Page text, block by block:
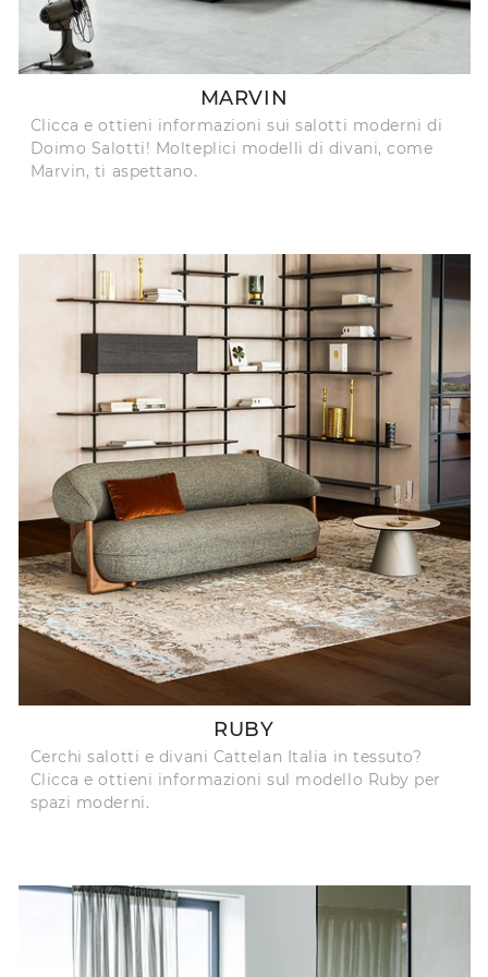
MARVIN
Clicca e ottieni informazioni sui salotti moderni di
Doimo Salotti! Molteplici modelli di divani, come
Marvin, ti aspettano.
RUBY
Cerchi salotti e divani Cattelan Italia in tessuto?
Clicca e ottieni informazioni sul modello Ruby per
spazi moderni.